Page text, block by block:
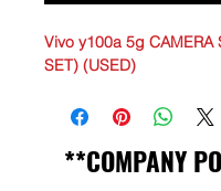
Vivo y100a 5g CAMERA
SET) (USED)
**COMPANY